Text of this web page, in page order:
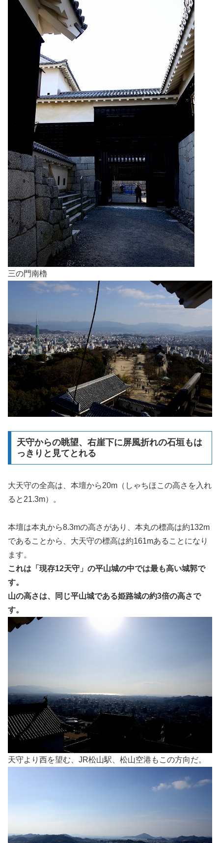
三の門南櫓
天守からの眺望、右崖下に屏風折れの石垣もは
っきりと見てとれる
大天守の全高は、本壇から20m（しゃちほこの高さを入れ
ると21.3m）。
本壇は本丸から8.3mの高さがあり、本丸の標高は約132m
であることから、大天守の標高は約161mあることになり
ます。
これは「現存12天守」の平山城の中では最も高い城郭で
す。
山の高さは、同じ平山城である姫路城の約3倍の高さで
す。
天守より西を望む、JR松山駅、松山空港もこの方向だ。